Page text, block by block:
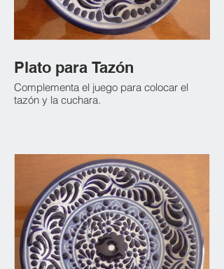
Plato para Tazón
Complementa el juego para colocar el
tazón y la cuchara.